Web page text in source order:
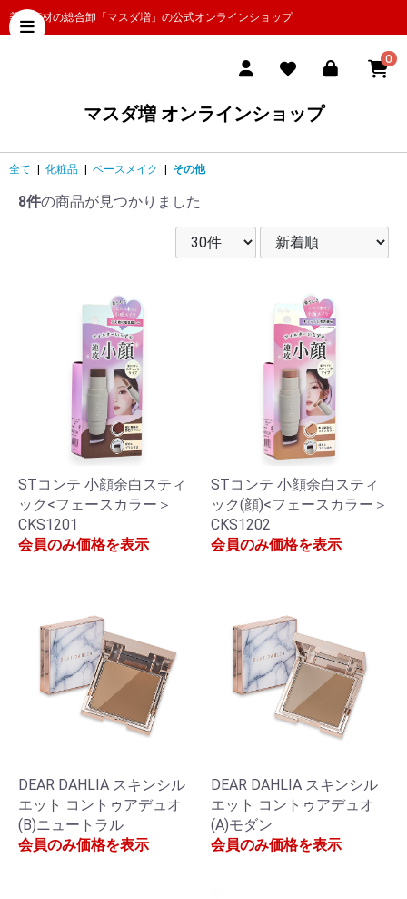
美容商材の総合卸「マスダ増」の公式オンラインショップ
0
マスダ増 オンラインショップ
全て 化粧品 ベースメイク その他
8件の商品が見つかりました
STコンテ 小顔余白スティ
ック<フェースカラー＞
CKS1201
会員のみ価格を表示
STコンテ 小顔余白スティ
ック(顔)<フェースカラー＞
CKS1202
会員のみ価格を表示
DEAR DAHLIA スキンシル
エット コントゥアデュオ
(B)ニュートラル
会員のみ価格を表示
DEAR DAHLIA スキンシル
エット コントゥアデュオ
(A)モダン
会員のみ価格を表示